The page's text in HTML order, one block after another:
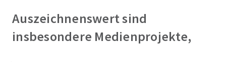
Auszeichnenswert sind
insbesondere Medienprojekte,